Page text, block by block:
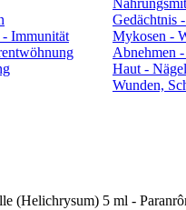
Immunität
Gedächtnis
Mykosen -
Abnehmen
Haut -
Wunden,
(Helichrysum) 5 ml -